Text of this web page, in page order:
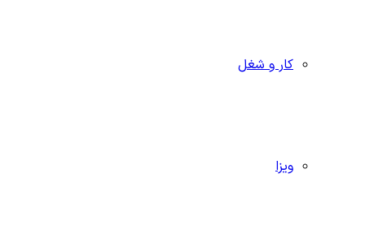
کار و شغل
ویزا